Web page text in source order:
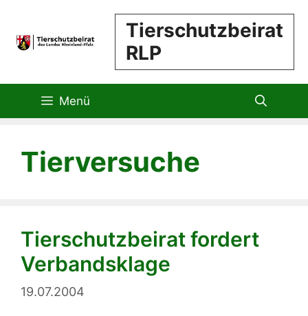
springen
Tierschutzbeirat
RLP
Menü
Tierversuche
Tierschutzbeirat fordert
Verbandsklage
19.07.2004